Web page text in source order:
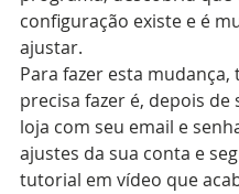
configuração existe e é
ajustar.
Para fazer esta
precisa fazer é, depois de
loja com seu email e
ajustes da sua conta e
tutorial em vídeo que